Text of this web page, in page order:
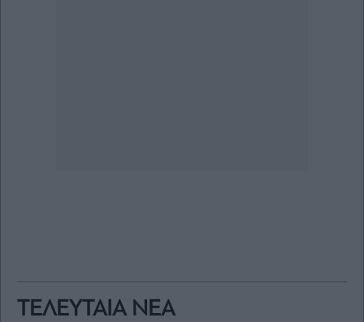
ΤΕΛΕΥΤΑΙΑ ΝΕΑ